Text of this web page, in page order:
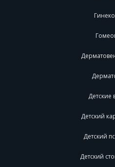
Детские
Детский
Детский
Детский